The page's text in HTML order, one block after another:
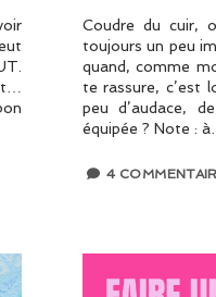
Coudre du cuir,
toujours un peu
quand, comme
te rassure, c’est
peu d’audace,
équipée ? Note :
4